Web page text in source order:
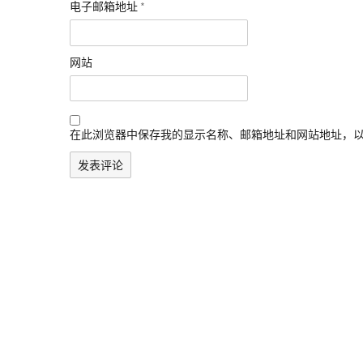
电子邮箱地址 *
网站
在此浏览器中保存我的显示名称、邮箱地址和网站地址，